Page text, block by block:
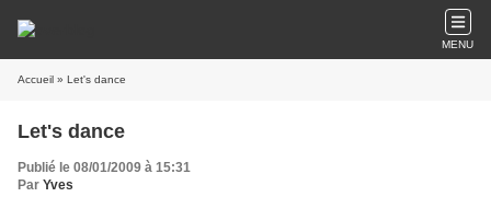
MENU
Accueil » Let's dance
Let's dance
Publié le 08/01/2009 à 15:31
Par Yves